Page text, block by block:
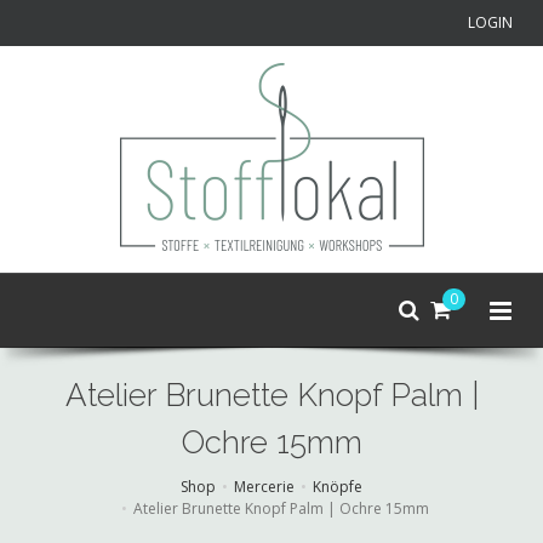
LOGIN
0
Atelier Brunette Knopf Palm |
Ochre 15mm
Shop Mercerie
Knöpfe
Atelier Brunette Knopf Palm | Ochre 15mm